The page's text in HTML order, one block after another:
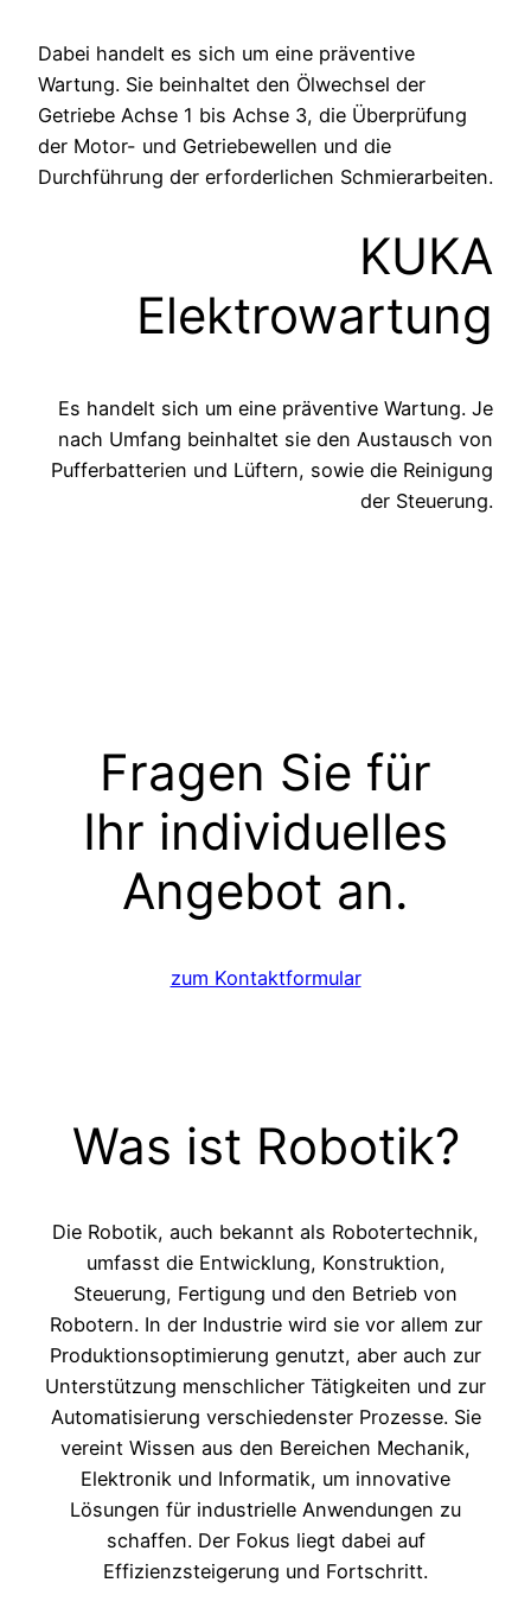
Dabei handelt es sich um eine präventive
Wartung. Sie beinhaltet den Ölwechsel der
Getriebe Achse 1 bis Achse 3, die Überprüfung
der Motor- und Getriebewellen und die
Durchführung der erforderlichen Schmierarbeiten.
KUKA
Elektrowartung
Es handelt sich um eine präventive Wartung. Je
nach Umfang beinhaltet sie den Austausch von
Pufferbatterien und Lüftern, sowie die Reinigung
der Steuerung.
Fragen Sie für
Ihr individuelles
Angebot an.
zum Kontaktformular
Was ist Robotik?
Die Robotik, auch bekannt als Robotertechnik,
umfasst die Entwicklung, Konstruktion,
Steuerung, Fertigung und den Betrieb von
Robotern. In der Industrie wird sie vor allem zur
Produktionsoptimierung genutzt, aber auch zur
Unterstützung menschlicher Tätigkeiten und zur
Automatisierung verschiedenster Prozesse. Sie
vereint Wissen aus den Bereichen Mechanik,
Elektronik und Informatik, um innovative
Lösungen für industrielle Anwendungen zu
schaffen. Der Fokus liegt dabei auf
Effizienzsteigerung und Fortschritt.